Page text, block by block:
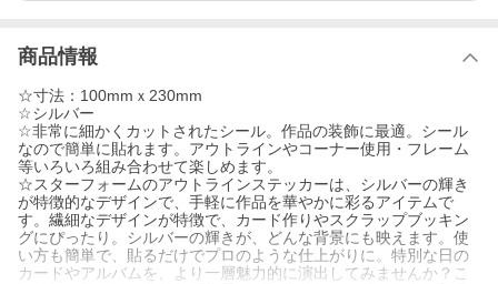
商品情報
☆寸法：100mmｘ230mm
☆シルバー
☆非常に細かくカットされたシール。作品の装飾に最適。シール
なので簡単に貼れます。アウトラインやコーナー使用・フレーム
等いろいろ組み合わせて楽しめます。
☆スターフォームのアウトラインステッカーは、シルバーの輝き
が特徴的なデザインで、手軽に作品を華やかに彩るアイテムで
す。繊細なデザインが特徴で、カード作りやスクラップブッキン
グにぴったり。シルバーの輝きが、どんな背景にも映えます。使
い方も簡単で、貼るだけでプロのような仕上がりに。特別な日の
カードやアルバムを、より一層魅力的に演出してみませんか？こ